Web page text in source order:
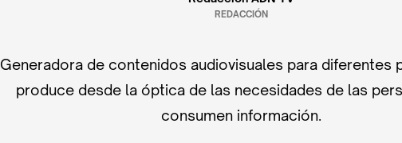
REDACCIÓN
Generadora de contenidos audiovisuales para diferentes
produce desde la óptica de las necesidades de las
consumen información.